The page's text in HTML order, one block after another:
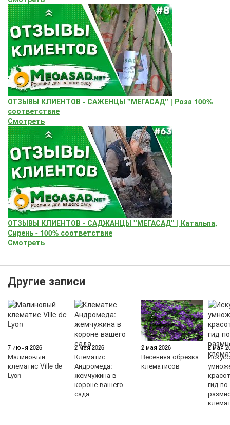
ОТЗЫВЫ КЛИЕНТОВ - САЖЕНЦЫ "МЕГАСАД" | Роза 100%
соответствие
Смотреть
ОТЗЫВЫ КЛИЕНТОВ - САДЖАНЦЫ "МЕГАСАД" | Катальпа,
Сирень - 100% соответствие
Смотреть
Другие записи
7 июня 2026
Малиновый
клематис Ville de
Lyon
2 мая 2026
Клематис
Андромеда:
жемчужина в
короне вашего
сада
2 мая 2026
Весенняя обрезка
клематисов
2 мая
гид по